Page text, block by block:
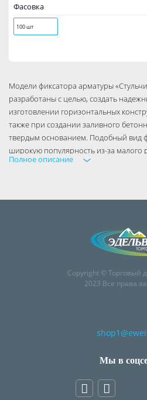
Фасовка
100 шт
Модели фиксатора арматуры
разработаны с целью, создать
изготовлении горизонтальных
также при создании заливного
твердым основанием. Подобный вид
широкую популярность из-за малого
Полное описание
Copyright © Торговый
2023 Все права
Мы в